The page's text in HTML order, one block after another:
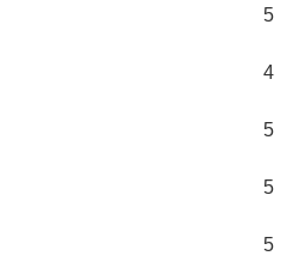
5
4
5
5
5